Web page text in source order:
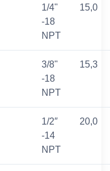
1/4"
-18
NPT
15,0
3/8"
-18
NPT
15,3
1/2″
-14
NPT
20,0